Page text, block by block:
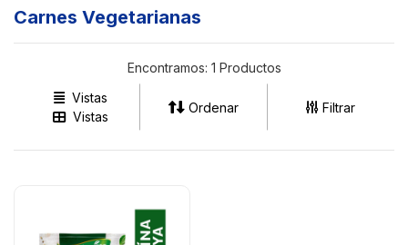
Carnes Vegetarianas
Encontramos: 1 Productos
Vistas
Vistas
Ordenar Filtrar
Ventas Neiva